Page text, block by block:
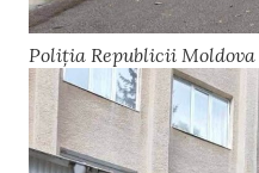
Poliția Republicii Moldova